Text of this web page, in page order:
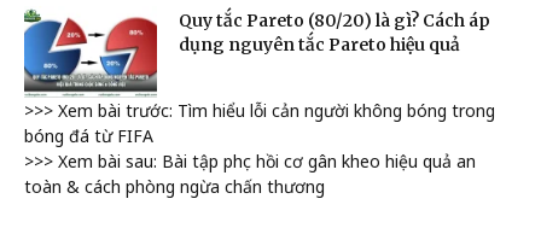
Quy tắc Pareto (80/20) là gì? Cách áp
dụng nguyên tắc Pareto hiệu quả
>>> Xem bài trước: Tìm hiểu lỗi cản người không bóng trong
bóng đá từ FIFA
>>> Xem bài sau: Bài tập phục hồi cơ gân kheo hiệu quả an
toàn & cách phòng ngừa chấn thương